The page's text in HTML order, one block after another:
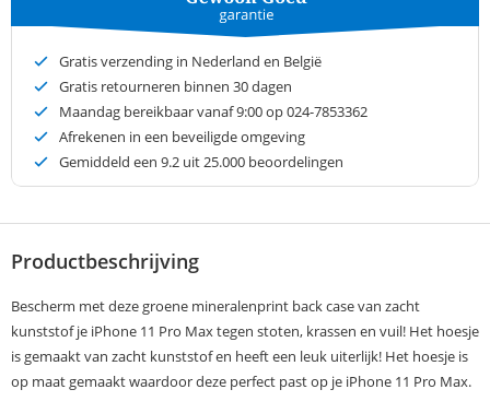
Gratis verzending in Nederland en België
Gratis retourneren binnen 30 dagen
Maandag bereikbaar vanaf 9:00 op 024-7853362
Afrekenen in een beveiligde omgeving
Gemiddeld een 9.2 uit 25.000 beoordelingen
Productbeschrijving
Bescherm met deze groene mineralenprint back case van zacht
kunststof je iPhone 11 Pro Max tegen stoten, krassen en vuil! Het hoesje
is gemaakt van zacht kunststof en heeft een leuk uiterlijk! Het hoesje is
op maat gemaakt waardoor deze perfect past op je iPhone 11 Pro Max.